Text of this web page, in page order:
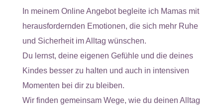
In meinem Online Angebot begleite ich Mamas mit
herausfordernden Emotionen, die sich mehr Ruhe
und Sicherheit im Alltag wünschen.
Du lernst, deine eigenen Gefühle und die deines
Kindes besser zu halten und auch in intensiven
Momenten bei dir zu bleiben.
Wir finden gemeinsam Wege, wie du deinen Alltag